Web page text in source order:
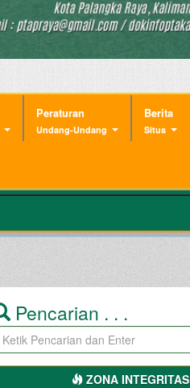
Peraturan
Undang-Undang
Berita
Situs
Pencarian . . .
ZONA INTEGRITAS